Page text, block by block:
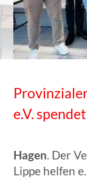
e.V.
Hagen. Der
Lippe helfen